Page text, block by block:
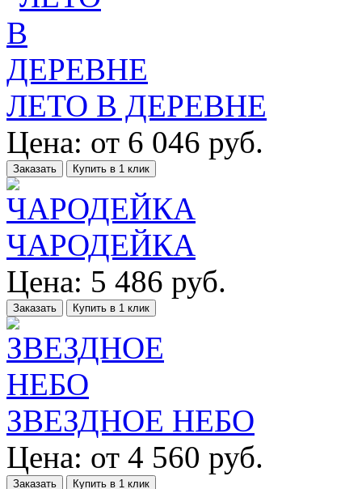
ЛЕТО В ДЕРЕВНЕ
Цена: от 6 046 руб.
Заказать Купить в 1 клик
ЧАРОДЕЙКА
Цена: 5 486 руб.
Заказать Купить в 1 клик
ЗВЕЗДНОЕ НЕБО
Цена: от 4 560 руб.
Заказать Купить в 1 клик